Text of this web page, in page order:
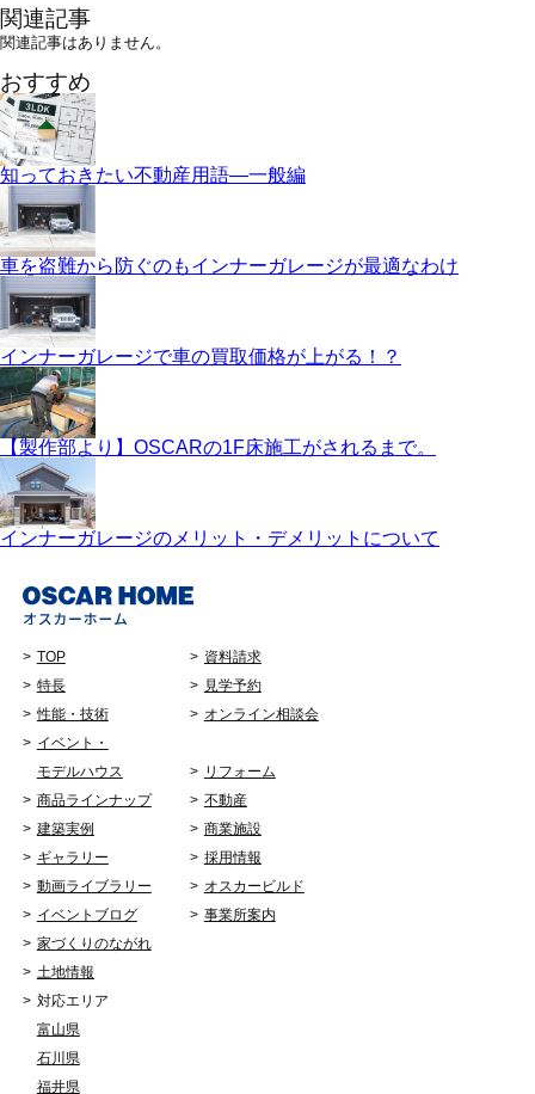
関連記事
関連記事はありません。
おすすめ
知っておきたい不動産用語—一般編
車を盗難から防ぐのもインナーガレージが最適なわけ
インナーガレージで車の買取価格が上がる！？
【製作部より】OSCARの1F床施工がされるまで。
インナーガレージのメリット・デメリットについて
TOP
特長
性能・技術
イベント・
モデルハウス
商品ラインナップ
建築実例
ギャラリー
動画ライブラリー
イベントブログ
家づくりのながれ
土地情報
対応エリア
富山県
石川県
福井県
資料請求
見学予約
オンライン相談会
リフォーム
不動産
商業施設
採用情報
オスカービルド
事業所案内